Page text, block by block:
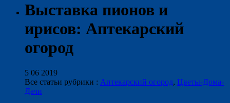
Выставка пионов и
ирисов: Аптекарский
огород
5 06 2019
Все статьи рубрики : Аптекарский огород, Цветы-Дома-
Дачи